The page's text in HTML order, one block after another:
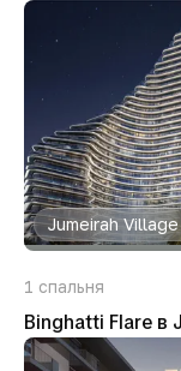
Jumeirah
1 спальня
Binghatti Flare в